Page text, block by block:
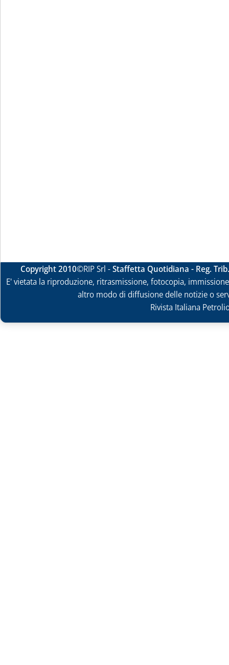
Copyright 2010©RIP Srl -Staffetta Quotidiana - Reg.
E' vietata la riproduzione, ritrasmissione, fotocopia,
altro modo di diffusione delle notizie o
Rivista Italiana